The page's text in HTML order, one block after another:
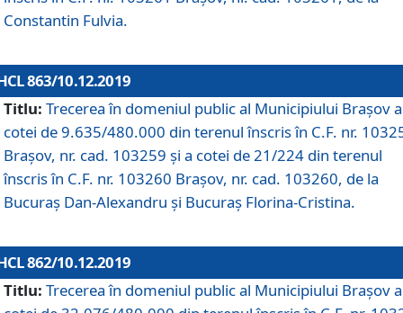
Constantin Fulvia.
863/10.12.2019
Titlu: Trecerea în domeniul public al Municipiului Braşov a
cotei de 9.635/480.000 din terenul înscris în C.F. nr.
Brașov, nr. cad. 103259 și a cotei de 21/224 din terenul
înscris în C.F. nr. 103260 Brașov, nr. cad. 103260, de la
Bucuraș Dan-Alexandru și Bucuraș Florina-Cristina.
862/10.12.2019
Titlu: Trecerea în domeniul public al Municipiului Braşov a